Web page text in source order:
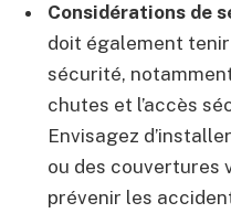
Considérations de
doit également
sécurité,
chutes et l’accès
Envisagez
ou des couvertures
prévenir les